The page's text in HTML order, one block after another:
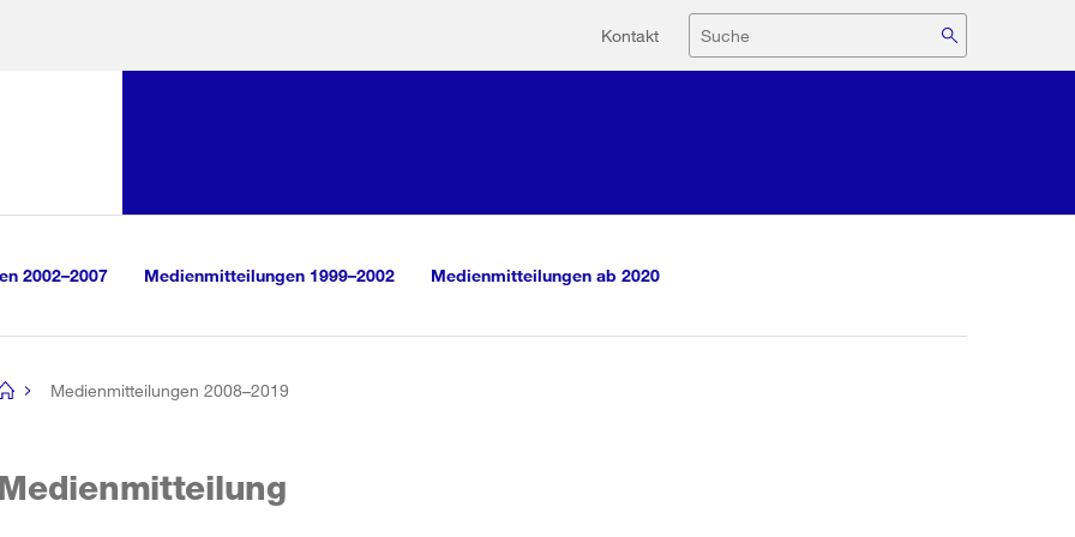
Hilfsnavigation
Kontakt Suche
2002–2007 Medienmitteilungen 1999–2002 Medienmitteilungen ab 2020
Medienmitteilungen 2008–2019